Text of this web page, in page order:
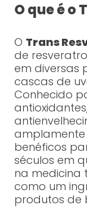
O que é o
O Trans
de
em diversas
cascas de
Conhecido
amplamente
benéficos
séculos em
na medicina
como um
produtos de